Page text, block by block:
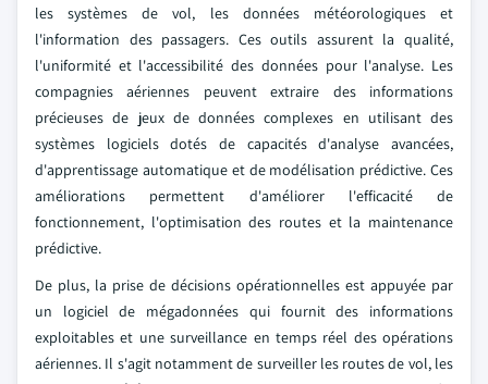
les systèmes de vol, les données météorologiques et
l'information des passagers. Ces outils assurent la qualité,
l'uniformité et l'accessibilité des données pour l'analyse. Les
compagnies aériennes peuvent extraire des informations
précieuses de jeux de données complexes en utilisant des
systèmes logiciels dotés de capacités d'analyse avancées,
d'apprentissage automatique et de modélisation prédictive. Ces
améliorations permettent d'améliorer l'efficacité de
fonctionnement, l'optimisation des routes et la maintenance
prédictive.
De plus, la prise de décisions opérationnelles est appuyée par
un logiciel de mégadonnées qui fournit des informations
exploitables et une surveillance en temps réel des opérations
aériennes. Il s'agit notamment de surveiller les routes de vol, les